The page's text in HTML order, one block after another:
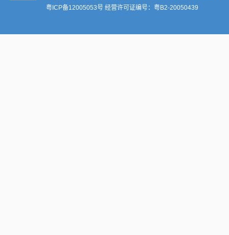
粤ICP备12005053号 经营许可证编号： 粤B2-20050439